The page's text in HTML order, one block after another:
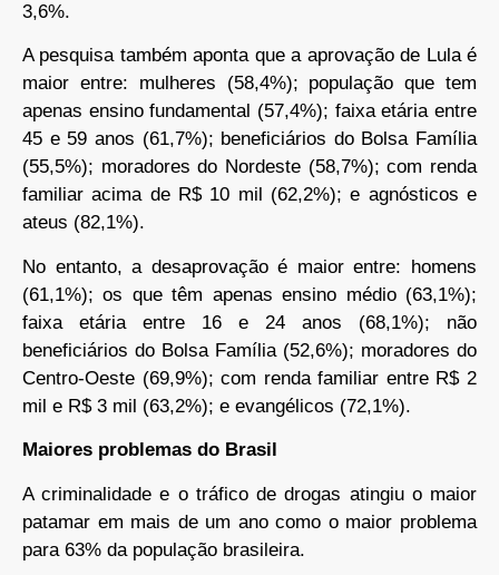
3,6%.
A pesquisa também aponta que a aprovação de Lula é
maior entre: mulheres (58,4%); população que tem
apenas ensino fundamental (57,4%); faixa etária entre
45 e 59 anos (61,7%); beneficiários do Bolsa Família
(55,5%); moradores do Nordeste (58,7%); com renda
familiar acima de R$ 10 mil (62,2%); e agnósticos e
ateus (82,1%).
No entanto, a desaprovação é maior entre: homens
(61,1%); os que têm apenas ensino médio (63,1%);
faixa etária entre 16 e 24 anos (68,1%); não
beneficiários do Bolsa Família (52,6%); moradores do
Centro-Oeste (69,9%); com renda familiar entre R$ 2
mil e R$ 3 mil (63,2%); e evangélicos (72,1%).
Maiores problemas do Brasil
A criminalidade e o tráfico de drogas atingiu o maior
patamar em mais de um ano como o maior problema
para 63% da população brasileira.